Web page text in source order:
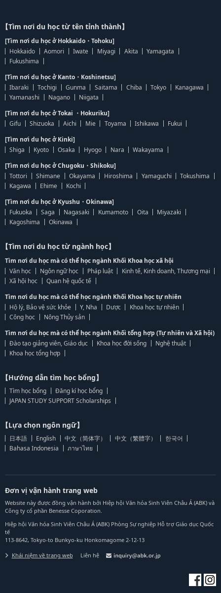
【Tìm nơi du học từ tên tỉnh thành】
[Tìm nơi du học ở Hokkaido・Tohoku]
Hokkaido
Aomori Iwate Miyagi Akita
Yamagata
Fukushima
[Tìm nơi du học ở Kanto・Koshinetsu]
Ibaraki
Tochigi Gunma Saitama Chiba Tokyo
Kanagawa
Yamanashi
Nagano
Niigata
[Tìm nơi du học ở Tokai ・Hokuriku]
Gifu
Shizuoka Aichi Mie Toyama Ishikawa
Fukui
[Tìm nơi du học ở Kinki]
Shiga
Kyoto Osaka Hyogo Nara
Wakayama
[Tìm nơi du học ở Chugoku・Shikoku]
Tottori
Shimane Okayama Hiroshima Yamaguchi
Tokushima
Kagawa
Ehime
Kochi
[Tìm nơi du học ở Kyushu・Okinawa]
Fukuoka
Saga Nagasaki Kumamoto Oita
Miyazaki
Kagoshima
Okinawa
【Tìm nơi du học từ ngành học】
Tìm nơi du học mà có thể học ngành Khối Khoa học xã hội
Văn học
Ngôn ngữ học Pháp luật
Kinh tế, Kinh doanh, Thương mại
Xã hội học
Quan hệ quốc tế
Tìm nơi du học mà có thể học ngành Khối Khoa học tự nhiên
Hộ lý, Bảo vệ sức khỏe
Y, Nha Dược
Khoa học tự nhiên
Công học
Nông Thủy sản
Tìm nơi du học mà có thể học ngành Khối tổng hợp (Tự nhiên và Xã hội)
Đào tạo giảng viên, Giáo dục
Khoa học đời sống
Nghệ thuật
Khoa học tổng hợp
【Hướng dẫn tìm học bổng】
Tìm học bổng
Đăng kí học bổng
JAPAN STUDY SUPPORT Scholarships
【Lựa chọn ngôn ngữ】
日本語 English 中文（简体字） 中文（繁體字）
한국어
Bahasa Indonesia
ภาษาไทย
Đơn vị vận hành trang web
Website này được đồng vận hành bởi Hiệp hội Văn hóa Sinh Viên Châu Á (ABK) và
Công ty cổ phần Benesse Coporation.
Hiệp hội Văn hóa Sinh Viên Châu Á (ABK) Phòng Sự nghiệp Hỗ trợ Giáo dục Quốc
tế
113-8642, Tokyo-to Bunkyo-ku Honkomagome 2-12-13
Khái niệm về trang web Liên hệ